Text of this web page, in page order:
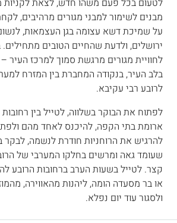
מבנים לשימור למבני מגורים מרהיבים,
על שמיכת דשא עצומה בגן העצמאות,
ירושלים, ולדעת שהחיים הטובים מתחילים.
לחוויית מגורים מרגשת סמוך למרכז
בלב העיר, בנקודה המחברת בין המזרח
לרובע רבי עקיבא.
לפתוח את הבוקר בשלווה, לטייל בין
ארומת בתי הקפה, להיכנס לאחד מהם
להרגיש את הרוחניות חודרת לנשמה, לבקר
שעומד גאה ומרשים בחלקו המערבי של
קצר. לטייל בשעות הערב ברחובות הרובע
או בר מסעדה הומה, ליהנות מהאווירה,
ולסגור עוד יום נפלא.